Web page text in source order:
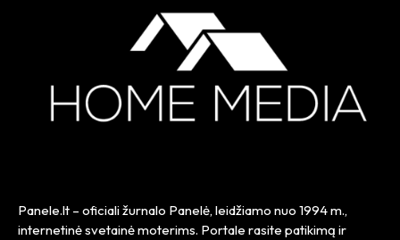
Panele.lt – oficiali žurnalo Panelė, leidžiamo nuo 1994 m.,
internetinė svetainė moterims. Portale rasite patikimą ir